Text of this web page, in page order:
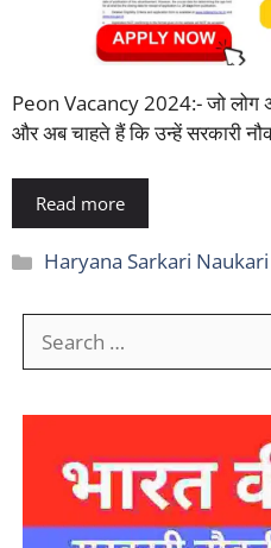
Peon Vacancy 2024:- जो लोग
और अब चाहते हैं कि उन्हें सरकारी
Read more
Categories
Haryana Sarkari Naukari
for: